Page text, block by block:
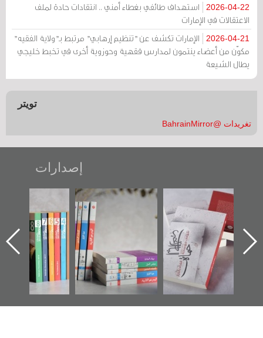
2026-04-22
استهداف طائفي بغطاء أمني .. انتقادات حادة لملف
الاعتقالات في الإمارات
2026-04-21
الإمارات تكشف عن "تنظيم إرهابي" مرتبط بـ"ولاية الفقيه"
مكوّن من أعضاء ينتمون لمدارس فقهية وحوزوية أخرى في تخبط خليجي
يطال الشيعة
تويتر
تغريدات @BahrainMirror
إصدارات
"حماة الباب الأخير":
الإصدار الأول عن
اعتصام الدراز
وأحداث ساحة
الفداء لمركز أوال
للدراسات والتوثيق
تصنيف موضوعي
للوثائق البريطانية
يقدمه «مركز أوال»
في سلسلة من 5
كتب
تصدر حصاد
الساحات 2019